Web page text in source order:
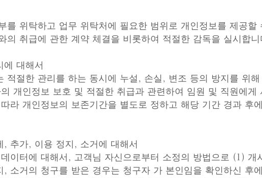
를 위탁하고 업무 위탁처에 필요한 범위로 개인정보를 제공할
의 취급에 관한 계약 체결을 비롯하여 적절한 감독을 실시합니
에 대해서
적절한 관리를 하는 동시에 누설, 손실, 변조 등의 방지를 위
개인정보 보호 및 적절한 취급과 관련하여 임원 및 직원에게
라 개인정보의 보존기간을 별도로 정하고 해당 기간 경과 후
추가, 이용 정지, 소거에 대해서
이터에 대해서, 고객님 자신으로부터 소정의 방법으로 (1) 개
, 소거의 청구를 받은 경우는 청구자 가 본인임을 확인하신 후